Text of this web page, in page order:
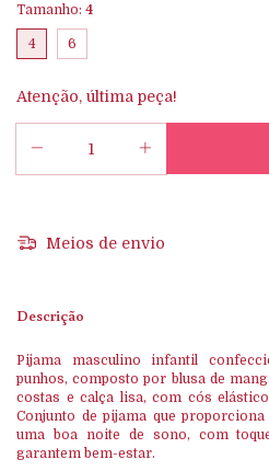
Tamanho: 4
4 6
Atenção, última peça!
Meios de envio
Descrição
Pijama masculino infantil
punhos, composto por blusa de
costas e calça lisa, com cós
Conjunto de pijama que
uma boa noite de sono, com
garantem bem-estar.